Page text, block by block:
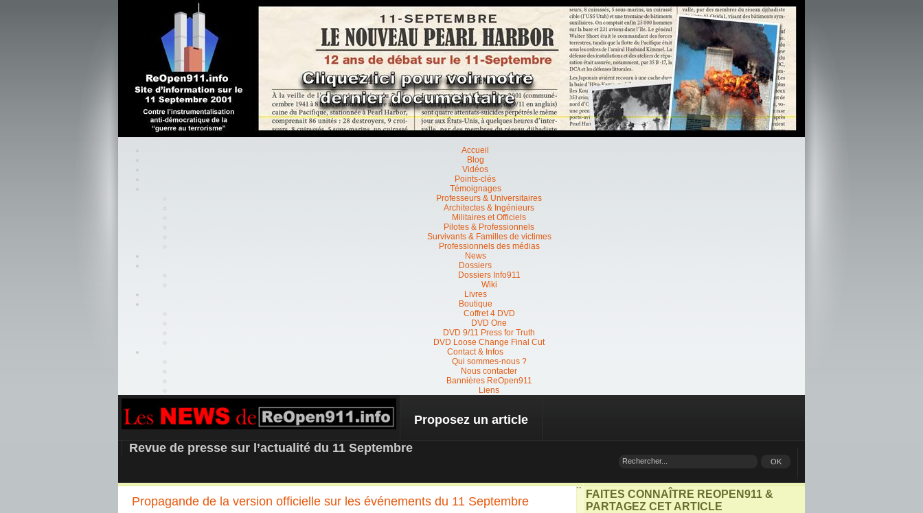
Accueil
Blog
Vidéos
Points-clés
Témoignages
Professeurs & Universitaires
Architectes & Ingénieurs
Militaires et Officiels
Pilotes & Professionnels
Survivants & Familles de victimes
Professionnels des médias
News
Dossiers
Dossiers Info911
Wiki
Livres
Boutique
Coffret 4 DVD
DVD One
DVD 9/11 Press for Truth
DVD Loose Change Final Cut
Contact & Infos
Qui sommes-nous ?
Nous contacter
Bannières ReOpen911
Liens
REOPEN911 – NEWS
Proposez un article
Revue de presse sur l’actualité du 11 Septembre
Propagande de la version officielle sur les événements du 11 Septembre
``
FAITES CONNAÎTRE REOPEN911 &
PARTAGEZ CET ARTICLE